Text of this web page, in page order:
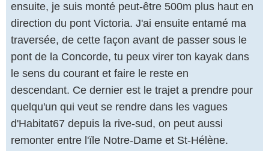
ensuite, je suis monté peut-être 500m plus haut en
direction du pont Victoria. J'ai ensuite entamé ma
traversée, de cette façon avant de passer sous le
pont de la Concorde, tu peux virer ton kayak dans
le sens du courant et faire le reste en
descendant. Ce dernier est le trajet a prendre pour
quelqu'un qui veut se rendre dans les vagues
d'Habitat67 depuis la rive-sud, on peut aussi
remonter entre l'ïle Notre-Dame et St-Hélène.